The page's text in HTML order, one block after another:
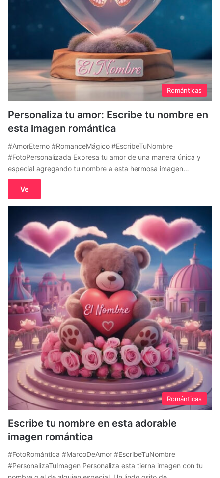
Románticas
Personaliza tu amor: Escribe tu nombre en
esta imagen romántica
#AmorEterno #RomanceMágico #EscribeTuNombre
#FotoPersonalizada Expresa tu amor de una manera única y
especial agregando tu nombre a esta hermosa imagen…
Ve
Románticas
Escribe tu nombre en esta adorable
imagen romántica
#FotoRomántica #MarcoDeAmor #EscribeTuNombre
#PersonalizaTuImagen Personaliza esta tierna imagen con tu